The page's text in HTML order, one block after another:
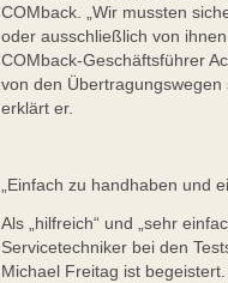
COMback. „Wir mussten
oder ausschließlich von
COMback-Geschäftsführer
von den
erklärt er.
„Einfach zu handhaben und
Als „hilfreich“ und „sehr
Servicetechniker bei den
Michael Freitag ist